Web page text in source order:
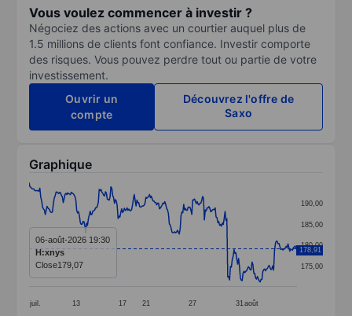
Vous voulez commencer à investir ?
Négociez des actions avec un courtier auquel plus de
1.5 millions de clients font confiance. Investir comporte
des risques. Vous pouvez perdre tout ou partie de votre
investissement.
Ouvrir un
compte
Découvrez l'offre de
Saxo
Graphique
Line chart with 299 data points.
The chart has 1 X axis displaying categories.
The chart has 1 Y axis displaying values. Data ranges
juil. 13 17 21 27 31 août
175,00
180,00
185,00
190,00
178,91
06-août-2026 19:30
H:xnys
Close179,07